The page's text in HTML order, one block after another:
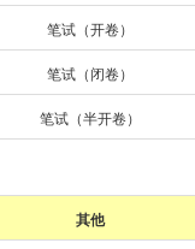
笔试（开卷）
笔试（闭卷）
笔试（半开卷）
其他